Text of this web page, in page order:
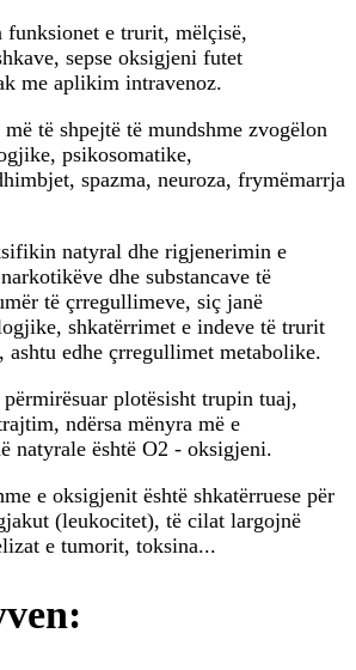
e trurit, mëlçisë,
sepse oksigjeni futet
me aplikim intravenoz.
të shpejtë të mundshme zvogëlon
psikosomatike,
spazma, neuroza, frymëmarrja
natyral dhe rigjenerimin e
dhe substancave të
të çrregullimeve, siç janë
shkatërrimet e indeve të trurit
ashtu edhe çrregullimet metabolike.
plotësisht trupin tuaj,
ndërsa mënyra më e
natyrale është O2 - oksigjeni.
e oksigjenit është shkatërruese për
(leukocitet), të cilat largojnë
e tumorit, toksina...